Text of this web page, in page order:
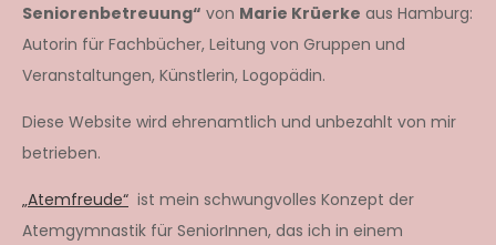
Seniorenbetreuung“ von Marie Krüerke aus Hamburg:
Autorin für Fachbücher, Leitung von Gruppen und
Veranstaltungen, Künstlerin, Logopädin.
Diese Website wird ehrenamtlich und unbezahlt von mir
betrieben.
„Atemfreude“ ist mein schwungvolles Konzept der
Atemgymnastik für SeniorInnen, das ich in einem